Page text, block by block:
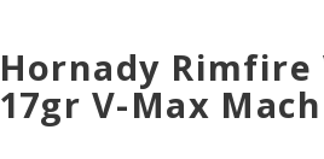
Hornady Rimfire
17gr V-Max